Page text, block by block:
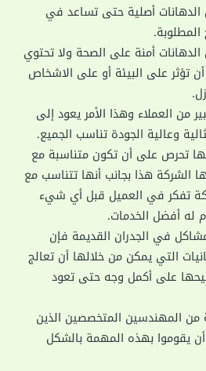
أصلية حتى تساعد في
أمنة على الصحة ولا تحتوي
تؤثر على البيئة أو على الاشخاص
من العملاء وهذا الأمر يعود إلى
وعالية الجودة تناسب الجميع.
تحرص على أن تكون متناسبة مع
الشركة هذا بجانب أنها تتناسب مع
تفكر في العميل قبل أي شيء
له أفضل الخدمات.
في الجدران القديمة فإن
التي يمكن من خلالها أن تعالج
على أكمل وجه حتى تعود
المهندسين المتخصصين الذين
يقوموا بهذه المهمة بالشكل